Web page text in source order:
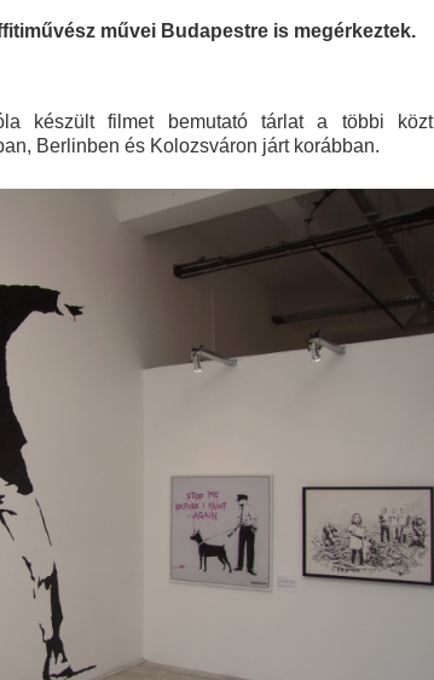
művei Budapestre is megérkeztek.
készült filmet bemutató tárlat a többi közt
Berlinben és Kolozsváron járt korábban.